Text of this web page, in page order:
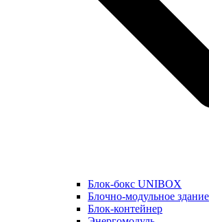
Блок-бокс UNIBOX
Блочно-модульное здание
Блок-контейнер